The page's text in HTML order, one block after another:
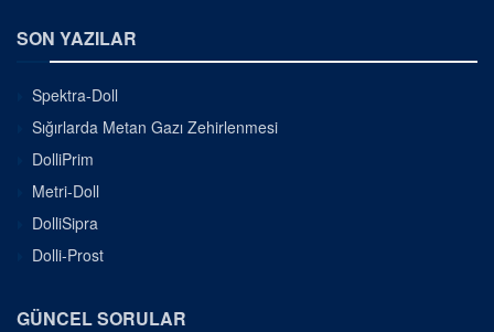
SON YAZILAR
Spektra-Doll
Sığırlarda Metan Gazı Zehirlenmesi
DolliPrim
Metri-Doll
DolliSipra
Dolli-Prost
GÜNCEL SORULAR